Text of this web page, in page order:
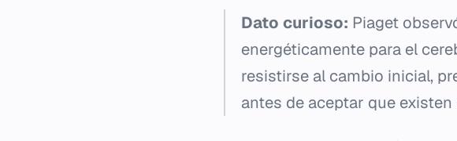
Dato curioso: Piaget
energéticamente para el
resistirse al cambio inicial,
antes de aceptar que